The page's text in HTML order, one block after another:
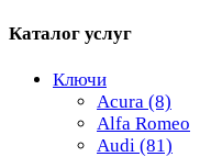
Каталог услуг
Ключи
Acura (8)
Alfa Romeo
Audi (81)